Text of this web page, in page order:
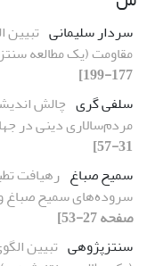
سردار سلیمانی تبیین
مقاومت (یک مطالعه
177-199]
سلفی گری چالش
مردم‌سالاری دینی در
31-57]
سمیح صباغ رهیافت
سروده‌های سمیح صباغ
صفحه 27-53]
سنتزپژوهی تبیین